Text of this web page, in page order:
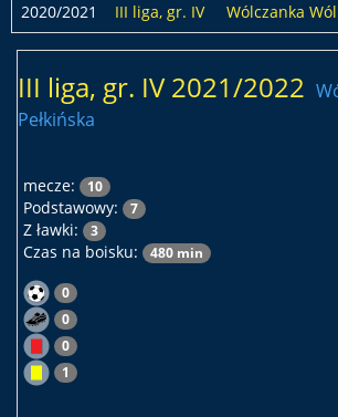
2020/2021 III liga, gr. IV Wólczanka
III liga, gr. IV 2021/2022
Pełkińska
mecze: 10
Podstawowy: 7
Z ławki: 3
Czas na boisku: 480 min
0
0
0
1